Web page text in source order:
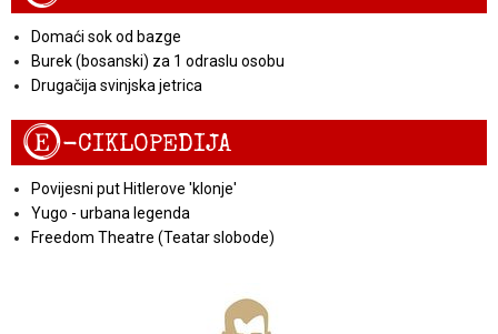
Domaći sok od bazge
Burek (bosanski) za 1 odraslu osobu
Drugačija svinjska jetrica
E-CIKLOPEDIJA
Povijesni put Hitlerove 'klonje'
Yugo - urbana legenda
Freedom Theatre (Teatar slobode)